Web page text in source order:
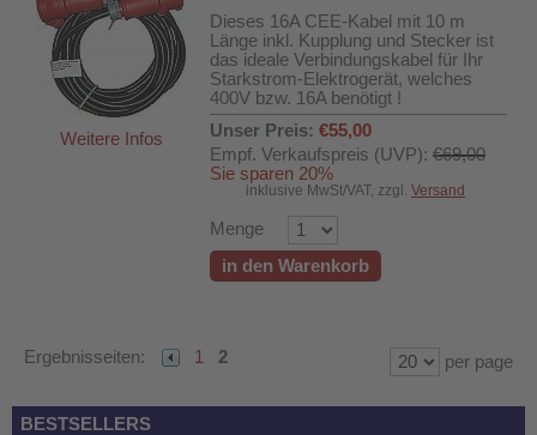
Weitere Infos
Dieses 16A CEE-Kabel mit 10 m
Länge inkl. Kupplung und Stecker ist
das ideale Verbindungskabel für Ihr
Starkstrom-Elektrogerät, welches
400V bzw. 16A benötigt !
Unser Preis: €55,00
Empf. Verkaufspreis (UVP): €69,00
Sie sparen 20%
inklusive MwSt/VAT, zzgl. Versand
Menge
in den Warenkorb
Ergebnisseiten: 1 2 per page
BESTSELLERS